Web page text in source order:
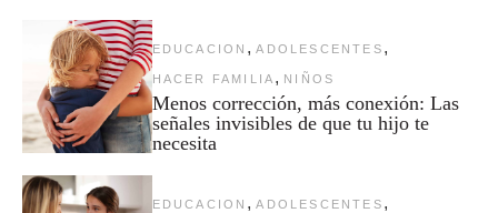
EDUCACION , ADOLESCENTES ,
HACER FAMILIA , NIÑOS
Menos corrección, más conexión: Las
señales invisibles de que tu hijo te
necesita
EDUCACION , ADOLESCENTES ,